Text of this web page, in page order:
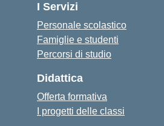
I Servizi
Personale scolastico
Famiglie e studenti
Percorsi di studio
Didattica
Offerta formativa
I progetti delle classi